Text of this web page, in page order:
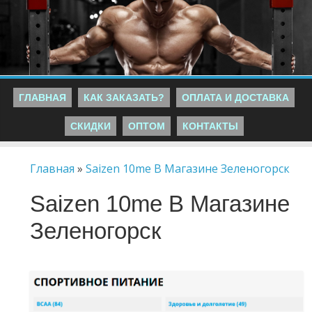
ГЛАВНАЯ КАК ЗАКАЗАТЬ? ОПЛАТА И ДОСТАВКА
СКИДКИ ОПТОМ КОНТАКТЫ
Главная »Saizen 10me В Магазине Зеленогорск
Saizen 10me В Магазине
Зеленогорск